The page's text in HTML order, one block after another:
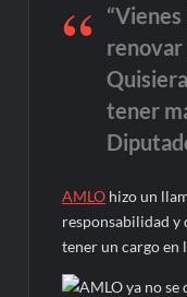
renovar
tener
AMLO hizo un
responsabilidad y
tener un cargo en